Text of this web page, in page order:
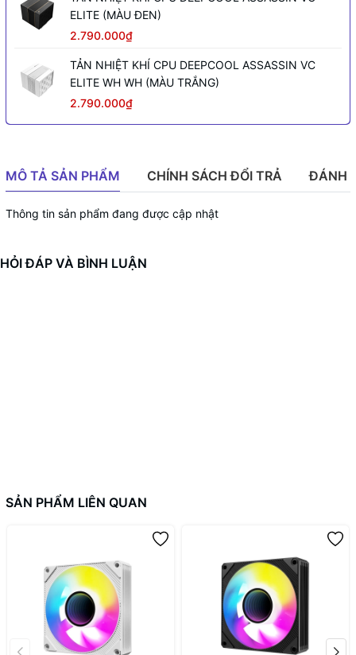
ELITE (MÀU ĐEN)
2.790.000₫
TẢN NHIỆT KHÍ CPU DEEPCOOL ASSASSIN VC
ELITE WH WH (MÀU TRẮNG)
2.790.000₫
MÔ TẢ SẢN PHẨM CHÍNH SÁCH ĐỔI TRẢ ĐÁNH
Thông tin sản phẩm đang được cập nhật
HỎI ĐÁP VÀ BÌNH LUẬN
SẢN PHẨM LIÊN QUAN